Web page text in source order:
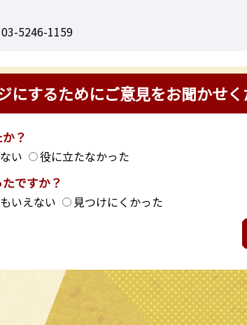
5246-1159
にするためにご意見をお聞かせく
？
い 役に立たなかった
ですか？
いえない 見つけにくかった